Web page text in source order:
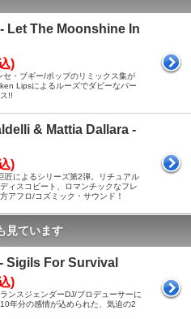
Let The Moonshine In
)
セ・ブギー/ポップのリミックス集が
Lipsによるルーズでダビーなバー
!!
& Mattia Dallara -
)
匠によるシリーズ第2弾。リチュアル
ィスコビート、ロマンチックなフレ
アフロ/コズミック・サウンド！
見ています
Sigils For Survival
)
ンスジェンダーDJ/プロデューサーに
年分の感情が込められた、気迫の2